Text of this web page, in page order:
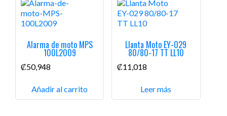
Alarma de moto MPS
100L2009
₡50,948
Añadir al carrito
Llanta Moto EY-029
80/80-17 TT LL10
₡11,018
Leer más